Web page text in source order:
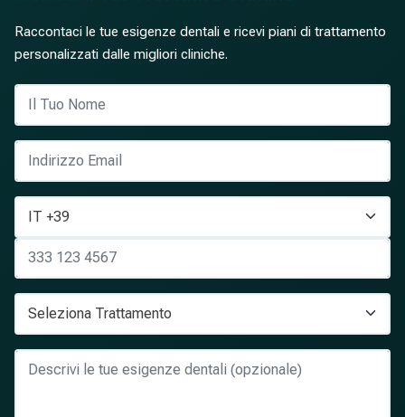
Raccontaci le tue esigenze dentali e ricevi piani di trattamento
personalizzati dalle migliori cliniche.